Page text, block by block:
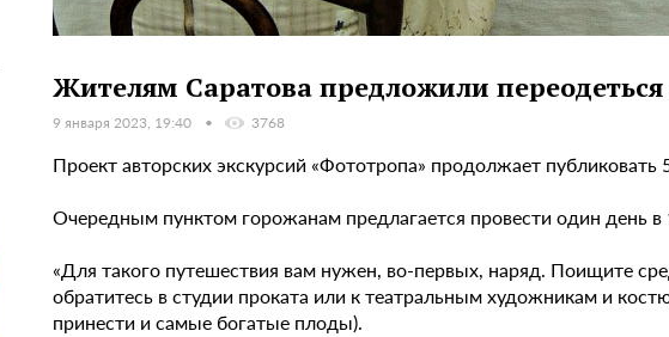
Жителям Саратова предложили переодеться
9 января 2023, 19:40 3768
Проект авторских экскурсий «Фототропа» продолжает
Очередным пунктом горожанам предлагается провести один день в
«Для такого путешествия вам нужен, во-первых, наряд. Поищите
обратитесь в студии проката или к театральным художникам и
принести и самые богатые плоды).